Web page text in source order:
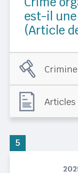
est-il
(Article
Articles
5